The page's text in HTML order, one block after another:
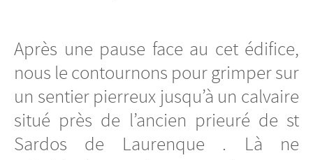
Après une pause face au cet édifice,
nous le contournons pour grimper sur
un sentier pierreux jusqu’à un calvaire
situé près de l’ancien prieuré de st
Sardos de Laurenque . Là ne